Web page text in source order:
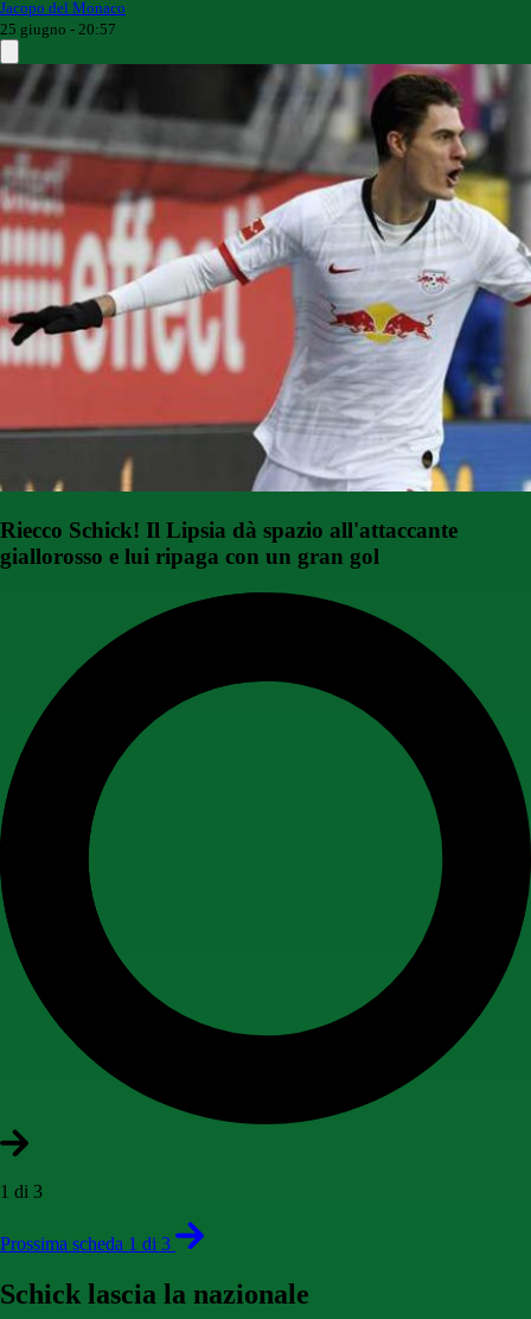
Jacopo del Monaco
25 giugno - 20:57
Riecco Schick! Il Lipsia dà spazio all'attaccante
giallorosso e lui ripaga con un gran gol
1 di 3
Prossima scheda 1 di 3
Schick lascia la nazionale